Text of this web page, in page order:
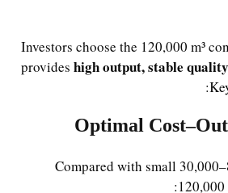
Investors choose the 120,000 m³
provideshigh output, stable
Compared with small